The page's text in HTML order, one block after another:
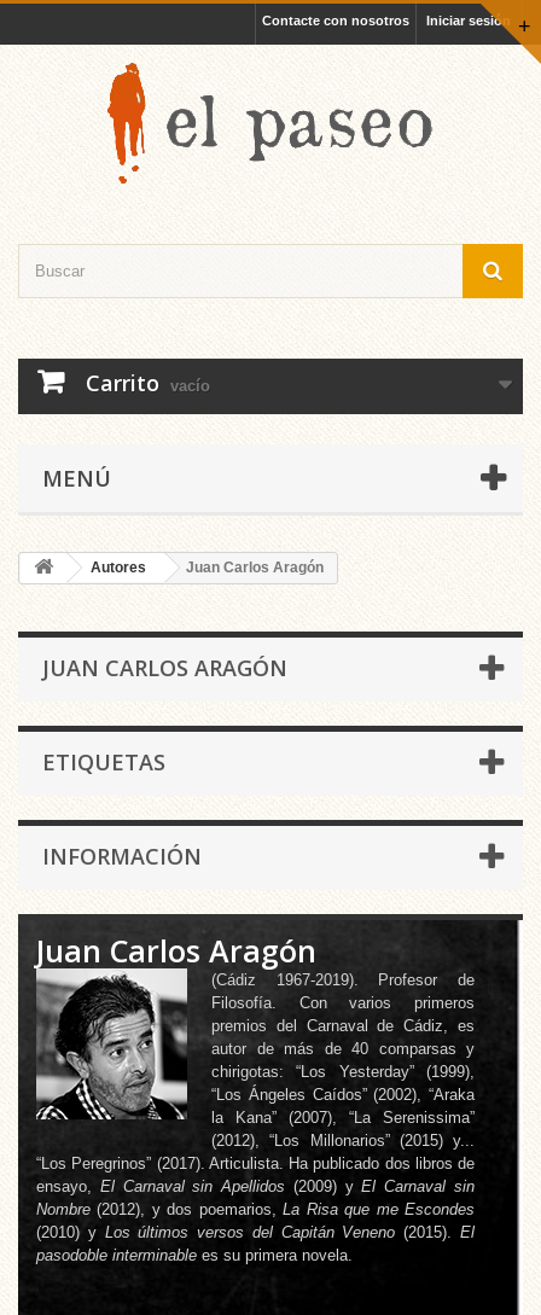
+
Iniciar sesión
Contacte con nosotros
Carrito vacío
MENÚ
Autores Juan Carlos Aragón
JUAN CARLOS ARAGÓN
ETIQUETAS
INFORMACIÓN
Juan Carlos Aragón
(Cádiz 1967-2019). Profesor de
Filosofía. Con varios primeros
premios del Carnaval de Cádiz, es
autor de más de 40 comparsas y
chirigotas: “Los Yesterday” (1999),
“Los Ángeles Caídos” (2002), “Araka
la Kana” (2007), “La Serenissima”
(2012), “Los Millonarios” (2015) y...
“Los Peregrinos” (2017). Articulista. Ha publicado dos libros de
ensayo, El Carnaval sin Apellidos (2009) yEl Carnaval sin
Nombre (2012), y dos poemarios,La Risa que me Escondes
(2010) y Los últimos versos del Capitán Veneno (2015).El
pasodoble interminable es su primera novela.